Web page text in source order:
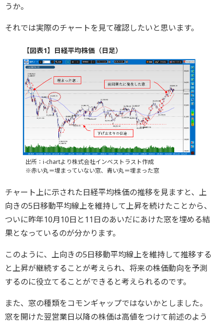
うか。
それでは実際のチャートを見て確認したいと思います。
【図表1】日経平均株価（日足）
出所：i-chartより株式会社インベストラスト作成
※赤い丸＝埋まっていない窓、青い丸＝埋まった窓
チャート上に示された日経平均株価の推移を見ますと、上
向きの5日移動平均線上を維持して上昇を続けたことから、
ついに昨年10月10日と11日のあいだにあけた窓を埋める結
果となっているのが分かります。
このように、上向きの5日移動平均線上を維持して推移する
と上昇が継続することが考えられ、将来の株価動向を予測
するのに役立てることができると考えられるのです。
また、窓の種類をコモンギャップではないかとしました。
窓を開けた翌営業日以降の株価は高値をつけて前述のよう